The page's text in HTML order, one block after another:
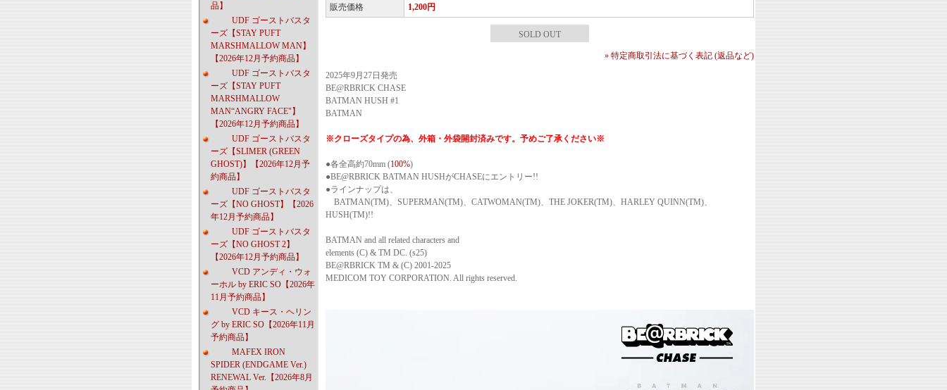
品】
UDF ゴーストバスタ
ーズ【STAY PUFT
MARSHMALLOW MAN】
【2026年12月予約商品】
UDF ゴーストバスタ
ーズ【STAY PUFT
MARSHMALLOW
MAN“ANGRY FACE"】
【2026年12月予約商品】
UDF ゴーストバスタ
ーズ【SLIMER (GREEN
GHOST)】【2026年12月予
約商品】
UDF ゴーストバスタ
ーズ【NO GHOST】【2026
年12月予約商品】
UDF ゴーストバスタ
ーズ【NO GHOST 2】
【2026年12月予約商品】
VCD アンディ・ウォ
ーホル by ERIC SO【2026年
11月予約商品】
VCD キース・ヘリン
グ by ERIC SO【2026年11月
予約商品】
MAFEX IRON
SPIDER (ENDGAME Ver.)
RENEWAL Ver.【2026年8月
販売価格 1,200円
SOLD OUT
» 特定商取引法に基づく表記 (返品など)
2025年9月27日発売
BE@RBRICK CHASE
BATMAN HUSH #1
BATMAN
※クローズタイプの為、外箱・外袋開封済みです。予めご了承ください※
●各全高約70mm (100%)
●BE@RBRICK BATMAN HUSHがCHASEにエントリー!!
●ラインナップは、
BATMAN(TM)、SUPERMAN(TM)、CATWOMAN(TM)、THE JOKER(TM)、HARLEY QUINN(TM)、
HUSH(TM)!!
BATMAN and all related characters and
elements (C) & TM DC. (s25)
BE@RBRICK TM & (C) 2001-2025
MEDICOM TOY CORPORATION. All rights reserved.